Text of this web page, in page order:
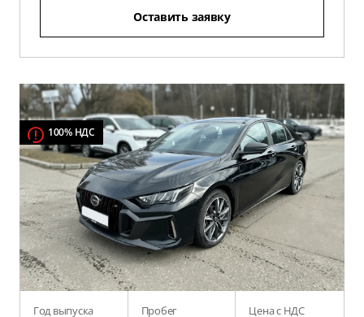
Оставить заявку
100% НДС
Год выпуска Пробег Цена с НДС